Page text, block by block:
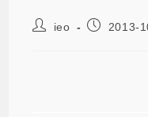
ieo 2013-